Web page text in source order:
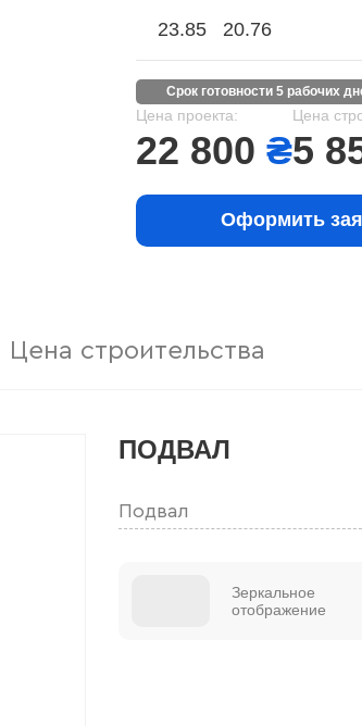
23.85 20.76
срок готовности 5 рабочих
Цена проекта:
22 800 ₴
Цена
5
Оформить
Цена строительства
ПОДВАЛ
Подвал
Зеркальное
отображение